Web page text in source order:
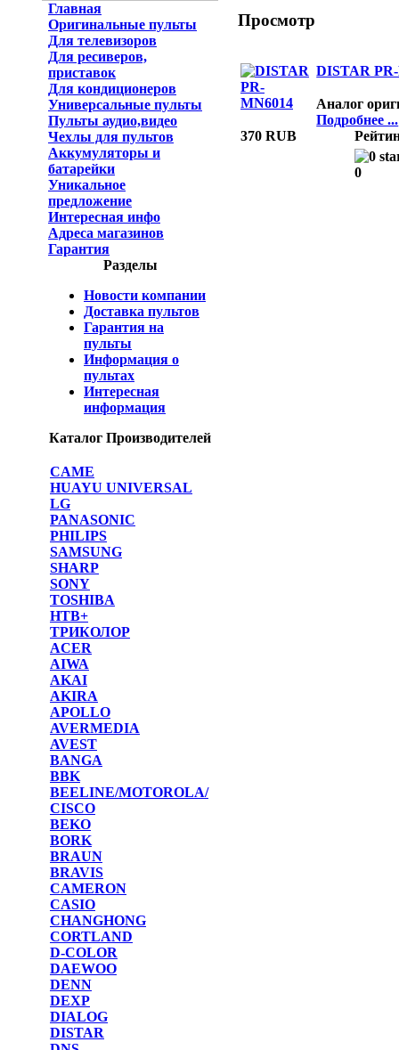
Главная
Оригинальные пульты
Для телевизоров
Для ресиверов,
приставок
Для кондиционеров
Универсальные пульты
Пульты аудио,видео
Чехлы для пультов
Аккумуляторы и
батарейки
Уникальное
предложение
Интересная инфо
Адреса магазинов
Гарантия
Разделы
Новости компании
Доставка пультов
Гарантия на
пульты
Информация о
пультах
Интересная
информация
Каталог Производителей
CAME
HUAYU UNIVERSAL
LG
PANASONIC
PHILIPS
SAMSUNG
SHARP
SONY
TOSHIBA
НТВ+
ТРИКОЛОР
ACER
AIWA
AKAI
AKIRA
APOLLO
AVERMEDIA
AVEST
BANGA
BBK
BEELINE/MOTOROLA/
CISCO
BEKO
BORK
BRAUN
BRAVIS
CAMERON
CASIO
CHANGHONG
CORTLAND
D-COLOR
DAEWOO
DENN
DEXP
DIALOG
DISTAR
Просмотр
DISTAR
Аналог
Подробнее ...
370 RUB
0